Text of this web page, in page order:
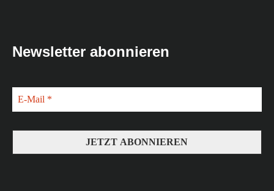
Newsletter abonnieren